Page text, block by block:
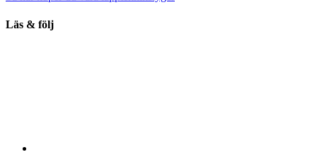
Läs & följ